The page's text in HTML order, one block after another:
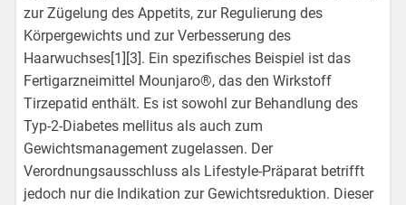
zur Zügelung des Appetits, zur Regulierung des
Körpergewichts und zur Verbesserung des
Haarwuchses[1][3]. Ein spezifisches Beispiel ist das
Fertigarzneimittel Mounjaro®, das den Wirkstoff
Tirzepatid enthält. Es ist sowohl zur Behandlung des
Typ-2-Diabetes mellitus als auch zum
Gewichtsmanagement zugelassen. Der
Verordnungsausschluss als Lifestyle-Präparat betrifft
jedoch nur die Indikation zur Gewichtsreduktion. Dieser